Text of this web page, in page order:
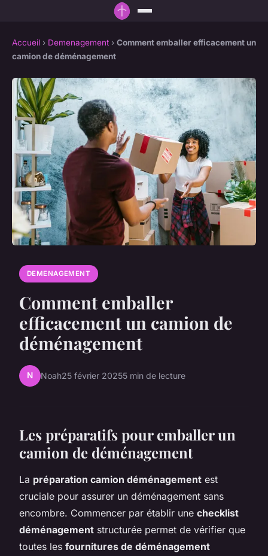
Accueil › Demenagement › Comment emballer efficacement un
camion de déménagement
DEMENAGEMENT
Comment emballer
efficacement un camion de
déménagement
N Noah25 février 20255 min de lecture
Les préparatifs pour emballer un
camion de déménagement
La préparation camion déménagement est
cruciale pour assurer un déménagement sans
encombre. Commencer par établir une checklist
déménagement structurée permet de vérifier que
toutes les fournitures de déménagement